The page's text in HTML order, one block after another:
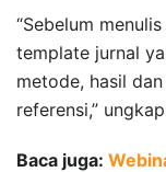
“Sebelum
template jurnal
metode, hasil
referensi,”
Baca juga: